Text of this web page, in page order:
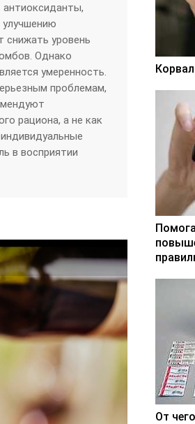
улучшению
снижать уровень
Однако
умеренность.
проблемам,
рациона, а не как
в восприятии
От